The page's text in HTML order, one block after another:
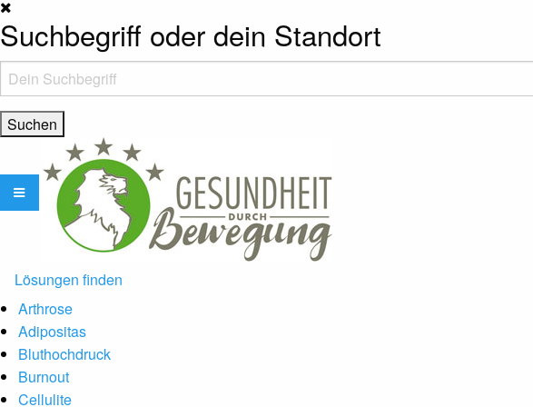
Suchbegriff oder dein Standort
Lösungen finden
Arthrose
Adipositas
Bluthochdruck
Burnout
Cellulite